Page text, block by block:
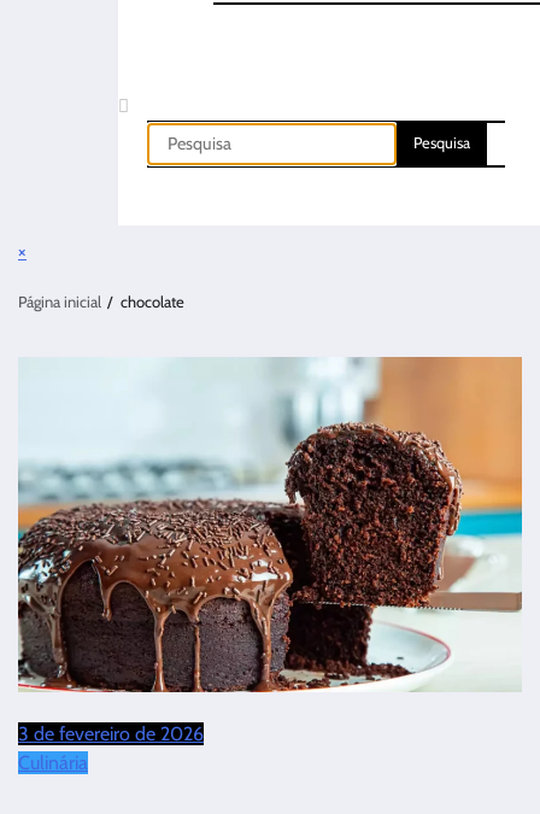
×
Página inicial chocolate
3 de fevereiro de 2026
Culinária